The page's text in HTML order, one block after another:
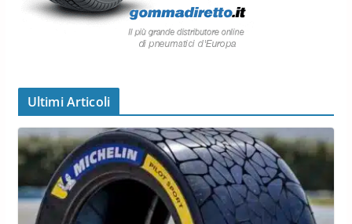
Ultimi Articoli